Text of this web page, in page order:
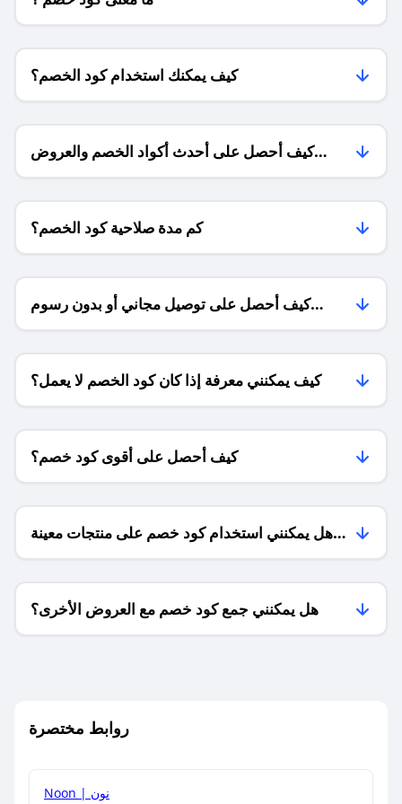
كيف يمكنك استخدام كود الخصم؟
كيف أحصل على أحدث أكواد الخصم والعروض
للمتاجر؟
كم مدة صلاحية كود الخصم؟
كيف أحصل على توصيل مجاني أو بدون رسوم
الشحن ؟
كيف يمكنني معرفة إذا كان كود الخصم لا يعمل؟
كيف أحصل على أقوى كود خصم؟
هل يمكنني استخدام كود خصم على منتجات معينة
فقط؟
هل يمكنني جمع كود خصم مع العروض الأخرى؟
روابط مختصرة
Noon | نون